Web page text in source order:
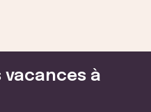
vacances à